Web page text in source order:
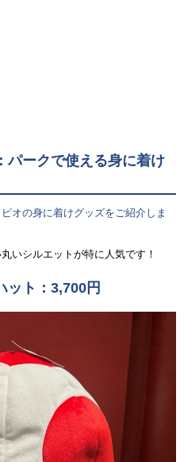
パークで使える身に着け
オの身に着けグッズをご紹介しま
いシルエットが特に人気です！
ト：3,700円